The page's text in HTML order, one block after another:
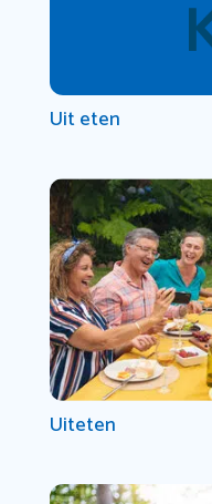
Uit eten
Uiteten